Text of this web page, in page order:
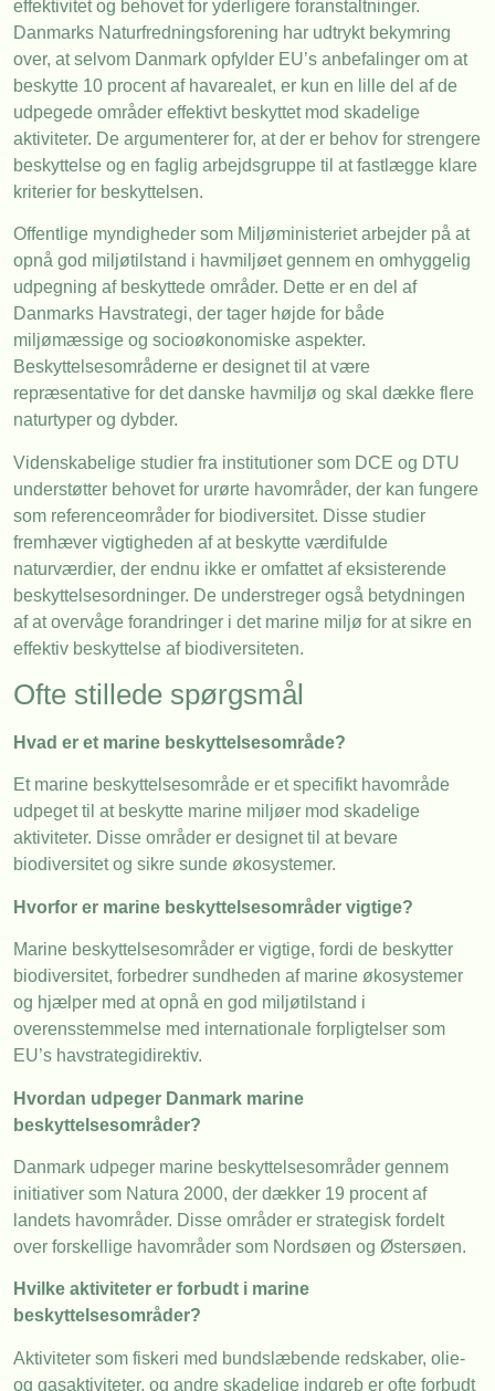
effektivitet og behovet for yderligere foranstaltninger.
Danmarks Naturfredningsforening har udtrykt bekymring
over, at selvom Danmark opfylder EU’s anbefalinger om at
beskytte 10 procent af havarealet, er kun en lille del af de
udpegede områder effektivt beskyttet mod skadelige
aktiviteter. De argumenterer for, at der er behov for strengere
beskyttelse og en faglig arbejdsgruppe til at fastlægge klare
kriterier for beskyttelsen.
Offentlige myndigheder som Miljøministeriet arbejder på at
opnå god miljøtilstand i havmiljøet gennem en omhyggelig
udpegning af beskyttede områder. Dette er en del af
Danmarks Havstrategi, der tager højde for både
miljømæssige og socioøkonomiske aspekter.
Beskyttelsesområderne er designet til at være
repræsentative for det danske havmiljø og skal dække flere
naturtyper og dybder.
Videnskabelige studier fra institutioner som DCE og DTU
understøtter behovet for urørte havområder, der kan fungere
som referenceområder for biodiversitet. Disse studier
fremhæver vigtigheden af at beskytte værdifulde
naturværdier, der endnu ikke er omfattet af eksisterende
beskyttelsesordninger. De understreger også betydningen
af at overvåge forandringer i det marine miljø for at sikre en
effektiv beskyttelse af biodiversiteten.
Ofte stillede spørgsmål
Hvad er et marine beskyttelsesområde?
Et marine beskyttelsesområde er et specifikt havområde
udpeget til at beskytte marine miljøer mod skadelige
aktiviteter. Disse områder er designet til at bevare
biodiversitet og sikre sunde økosystemer.
Hvorfor er marine beskyttelsesområder vigtige?
Marine beskyttelsesområder er vigtige, fordi de beskytter
biodiversitet, forbedrer sundheden af marine økosystemer
og hjælper med at opnå en god miljøtilstand i
overensstemmelse med internationale forpligtelser som
EU’s havstrategidirektiv.
Hvordan udpeger Danmark marine
beskyttelsesområder?
Danmark udpeger marine beskyttelsesområder gennem
initiativer som Natura 2000, der dækker 19 procent af
landets havområder. Disse områder er strategisk fordelt
over forskellige havområder som Nordsøen og Østersøen.
Hvilke aktiviteter er forbudt i marine
beskyttelsesområder?
Aktiviteter som fiskeri med bundslæbende redskaber, olie-
og gasaktiviteter, og andre skadelige indgreb er ofte forbudt